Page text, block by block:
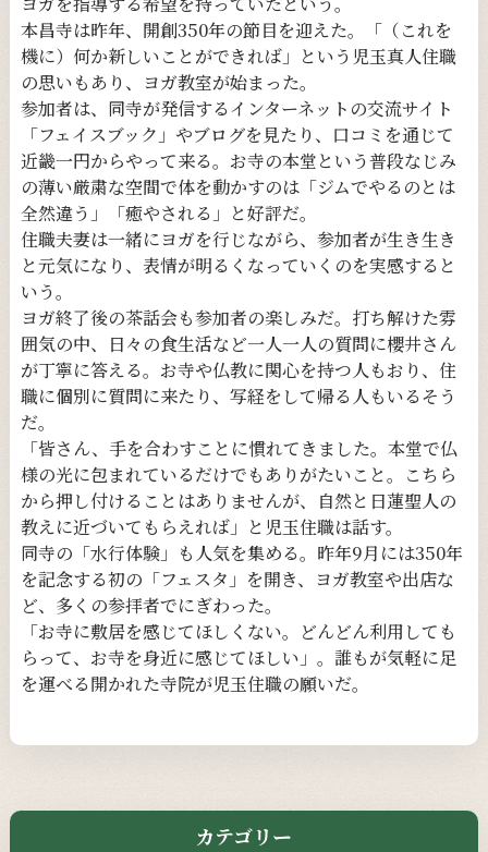
カテゴリー
本昌寺は昨年、開創350年の節目を迎えた。「（これを
機に）何か新しいことができれば」という児玉真人住職
の思いもあり、ヨガ教室が始まった。
参加者は、同寺が発信するインターネットの交流サイト
「フェイスブック」やブログを見たり、口コミを通じて
近畿一円からやって来る。お寺の本堂という普段なじみ
の薄い厳粛な空間で体を動かすのは「ジムでやるのとは
全然違う」「癒やされる」と好評だ。
住職夫妻は一緒にヨガを行じながら、参加者が生き生き
と元気になり、表情が明るくなっていくのを実感すると
いう。
ヨガ終了後の茶話会も参加者の楽しみだ。打ち解けた雰
囲気の中、日々の食生活など一人一人の質問に櫻井さん
が丁寧に答える。お寺や仏教に関心を持つ人もおり、住
職に個別に質問に来たり、写経をして帰る人もいるそう
だ。
「皆さん、手を合わすことに慣れてきました。本堂で仏
様の光に包まれているだけでもありがたいこと。こちら
から押し付けることはありませんが、自然と日蓮聖人の
教えに近づいてもらえれば」と児玉住職は話す。
同寺の「水行体験」も人気を集める。昨年9月には350年
を記念する初の「フェスタ」を開き、ヨガ教室や出店な
ど、多くの参拝者でにぎわった。
「お寺に敷居を感じてほしくない。どんどん利用しても
らって、お寺を身近に感じてほしい」。誰もが気軽に足
を運べる開かれた寺院が児玉住職の願いだ。